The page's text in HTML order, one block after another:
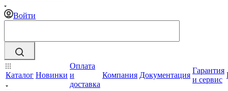
Войти
Каталог Новинки
Оплата
и
доставка
Компания Документация
Гарантия
и сервис